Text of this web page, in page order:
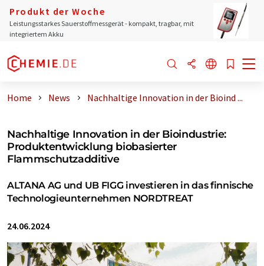
Produkt der Woche
Leistungsstarkes Sauerstoffmessgerät - kompakt, tragbar, mit
integriertem Akku
Home News Nachhaltige Innovation in der Bioind ...
Nachhaltige Innovation in der Bioindustrie:
Produktentwicklung biobasierter
Flammschutzadditive
ALTANA AG und UB FIGG investieren in das finnische
Technologieunternehmen NORDTREAT
24.06.2024